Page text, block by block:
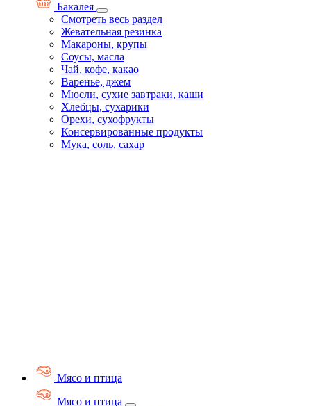
Бакалея
Смотреть весь раздел
Жевательная резинка
Макароны, крупы
Соусы, масла
Чай, кофе, какао
Варенье, джем
Мюсли, сухие завтраки, каши
Хлебцы, сухарики
Орехи, сухофрукты
Консервированные продукты
Мука, соль, сахар
Мясо и птица
Мясо и птица